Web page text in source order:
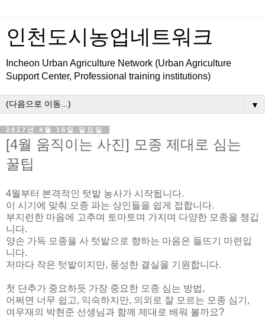
인천도시농업네트워크
Incheon Urban Agriculture Network (Urban Agriculture
Support Center, Professional training institutions)
▼
2017년 4월 16일 일요일
[4월 움직이는 사진] 모종 제대로 심는
꿀팁
4월부터 본격적인 텃밭 농사가 시작됩니다.
이 시기에 맞춰 모종 파는 상인들을 쉽게 접합니다.
부지런한 마음에 고추며 토마토며 가지며 다양한 모종을 챙깁
니다.
양손 가득 모종을 사 텃밭으로 향하는 마음은 들뜨기 마련입
니다.
저마다 작은 텃밭이지만, 풍성한 결실을 기원합니다.
첫 단추가 중요하듯 가장 중요한 모종 심는 방법,
어쩌면 너무 쉽고, 익숙하지만, 의외로 잘 모르는 모종 심기,
여우재의 박현준 선생님과 함께 제대로 배워 볼까요?